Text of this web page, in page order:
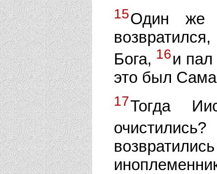
15Один же
Бога, 16и пал
это был
17Тогда